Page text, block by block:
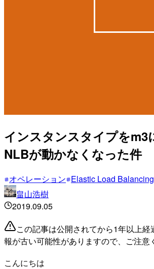
インスタンスタイプをm3
NLBが動かなくなった件
オペレーション Elastic Load
畠山浩樹
2019.09.05
この記事は公開されてから1年以上
報が古い可能性がありますので、ご注意
こんにちは